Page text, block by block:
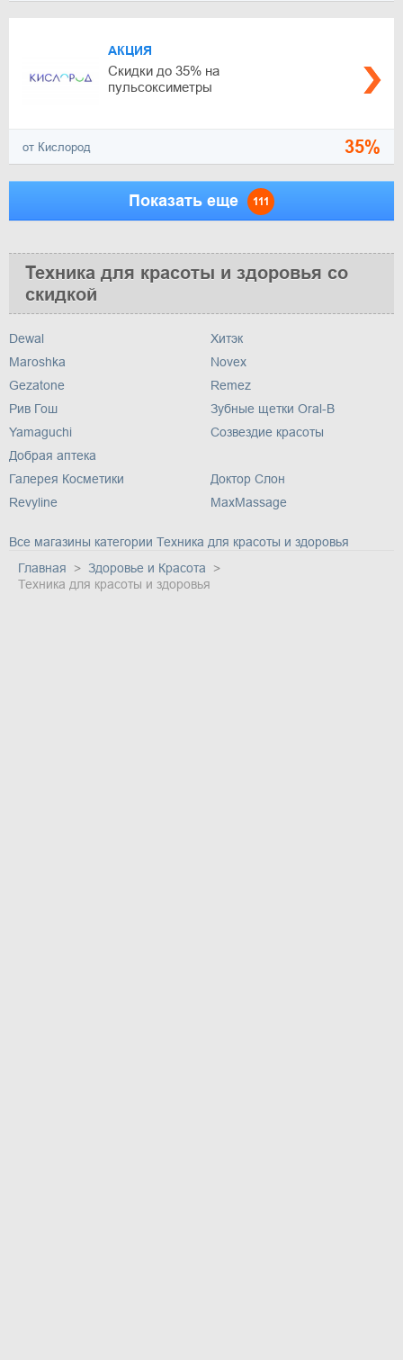
АКЦИЯ
Скидки до 35% на
пульсоксиметры
от Кислород 35%
Показать еще 111
Техника для красоты и здоровья со
скидкой
Dewal
Maroshka
Gezatone
Хитэк
Novex
Remez
Рив Гош
Yamaguchi
Добрая аптека
Зубные щетки Oral-B
Созвездие красоты
Галерея Косметики
Revyline
Доктор Слон
MaxMassage
Все магазины категории Техника для красоты и здоровья
Главная
Здоровье и Красота
Техника для красоты и здоровья